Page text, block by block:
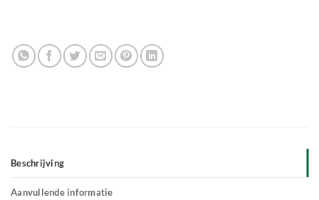
Beschrijving
Aanvullende informatie